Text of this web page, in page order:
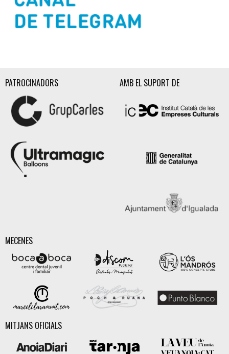
PATROCINADORS AMB EL SUPORT DE
MECENES
MITJANS OFICIALS